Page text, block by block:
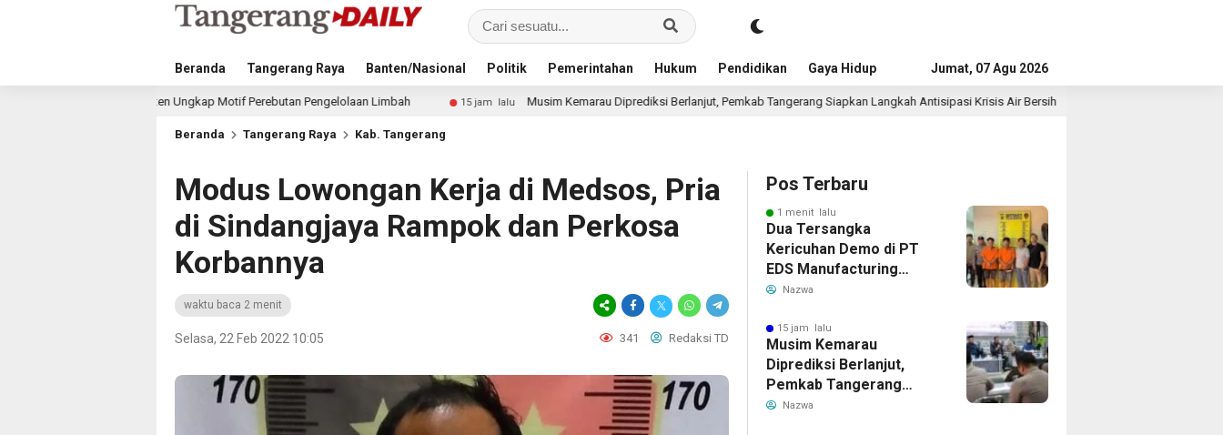
Beranda Tangerang Raya Banten/Nasional Politik Pemerintahan Hukum Pendidikan Gaya Hidup Advertorial
Jumat, 07 Agu 2026
Ungkap Motif Perebutan Pengelolaan Limbah 15 jam lalu Musim Kemarau Diprediksi Berlanjut, Pemkab Tangerang Siapkan Langkah Antisipasi Krisis Air Bersih 17 jam lalu Singapura vs Indonesia: Duel Ilhan
Beranda Tangerang Raya Kab. Tangerang
Modus Lowongan Kerja di Medsos, Pria
di Sindangjaya Rampok dan Perkosa
Korbannya
waktu baca 2 menit
Selasa, 22 Feb 2022 10:05 341 Redaksi TD
Pos Terbaru
1 menit lalu
Dua Tersangka
Kericuhan Demo di PT
EDS Manufacturing
Indonesia Ditahan, Polda
Perebutan Pengelolaan
Limbah
Nazwa
15 jam lalu
Musim Kemarau
Diprediksi Berlanjut,
Pemkab Tangerang
Siapkan Langkah
Nazwa